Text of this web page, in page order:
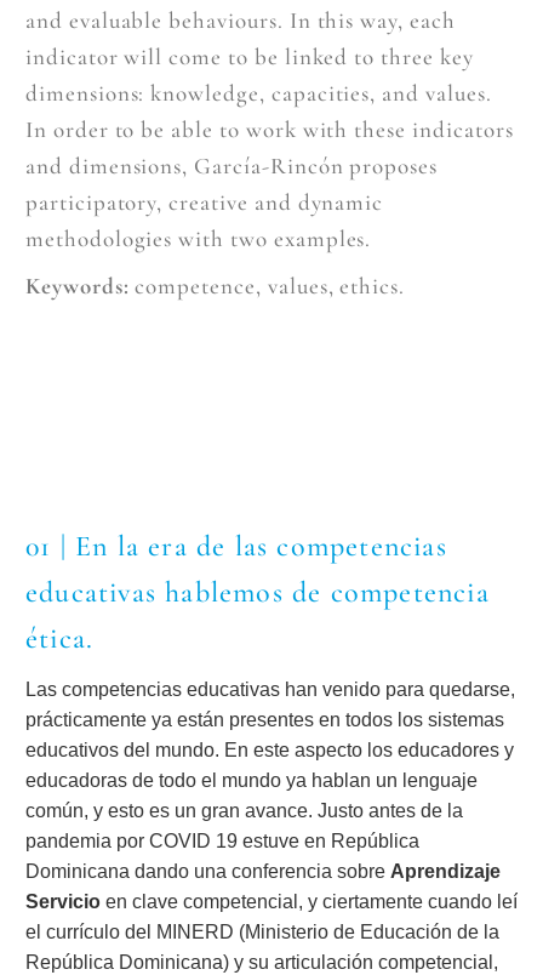
and evaluable behaviours. In this way, each
indicator will come to be linked to three key
dimensions: knowledge, capacities, and values.
In order to be able to work with these indicators
and dimensions, García-Rincón proposes
participatory, creative and dynamic
methodologies with two examples.
Keywords: competence, values, ethics.
01 | En la era de las competencias
educativas hablemos de competencia
ética.
Las competencias educativas han venido para quedarse,
prácticamente ya están presentes en todos los sistemas
educativos del mundo. En este aspecto los educadores y
educadoras de todo el mundo ya hablan un lenguaje
común, y esto es un gran avance. Justo antes de la
pandemia por COVID 19 estuve en República
Dominicana dando una conferencia sobre Aprendizaje
Servicio en clave competencial, y ciertamente cuando leí
el currículo del MINERD (Ministerio de Educación de la
República Dominicana) y su articulación competencial,